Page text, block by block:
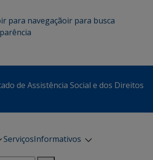
ir para navegaçãoir para busca
de Assistência Social e dos Direitos
ServiçosInformativos